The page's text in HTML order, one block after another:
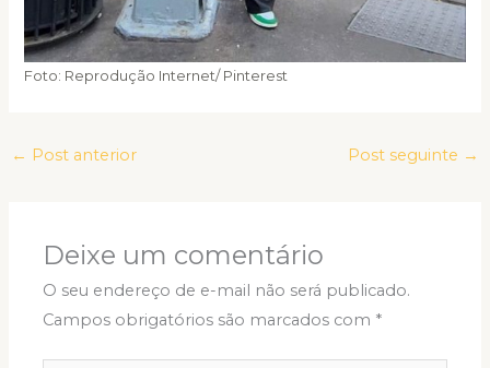
Foto: Reprodução Internet/ Pinterest
← Post anterior Post seguinte →
Deixe um comentário
O seu endereço de e-mail não será publicado.
Campos obrigatórios são marcados com *